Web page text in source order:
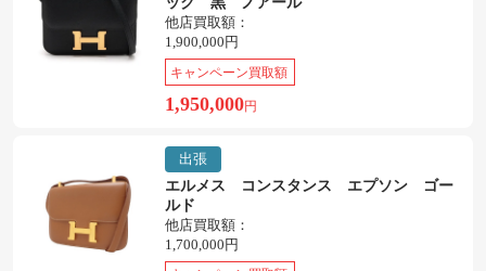
他店買取額：
1,900,000円
キャンペーン買取額
1,950,000円
出張
エルメス コンスタンス エプソン ゴー
ルド
他店買取額：
1,700,000円